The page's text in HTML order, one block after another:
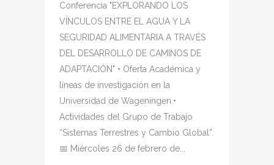
Conferencia "EXPLORANDO LOS
VÍNCULOS ENTRE EL AGUA Y LA
SEGURIDAD ALIMENTARIA A TRAVÉS
DEL DESARROLLO DE CAMINOS DE
ADAPTACIÓN" • Oferta Académica y
líneas de investigación en la
Universidad de Wageningen.•
Actividades del Grupo de Trabajo
“Sistemas Terrestres y Cambio Global”.
📅 Miércoles 26 de febrero de...